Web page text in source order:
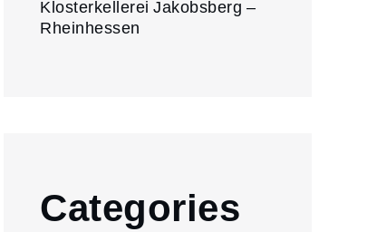
Klosterkellerei Jakobsberg –
Rheinhessen
Categories